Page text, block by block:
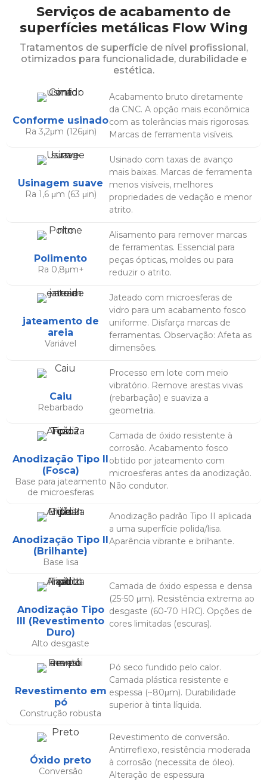
Serviços de acabamento de
superfícies metálicas Flow Wing
Tratamentos de superfície de nível profissional,
otimizados para funcionalidade, durabilidade e
estética.
Conforme usinado
Ra 3,2μm (126μin)
Acabamento bruto diretamente
da CNC. A opção mais econômica
com as tolerâncias mais rigorosas.
Marcas de ferramenta visíveis.
Usinagem suave
Ra 1,6 μm (63 μin)
Usinado com taxas de avanço
mais baixas. Marcas de ferramenta
menos visíveis, melhores
propriedades de vedação e menor
atrito.
Polimento
Ra 0,8μm+
Alisamento para remover marcas
de ferramentas. Essencial para
peças ópticas, moldes ou para
reduzir o atrito.
jateamento de
areia
Variável
Jateado com microesferas de
vidro para um acabamento fosco
uniforme. Disfarça marcas de
ferramentas. Observação: Afeta as
dimensões.
Caiu
Rebarbado
Processo em lote com meio
vibratório. Remove arestas vivas
(rebarbação) e suaviza a
geometria.
Anodização Tipo II
(Fosca)
Base para jateamento
de microesferas
Camada de óxido resistente à
corrosão. Acabamento fosco
obtido por jateamento com
microesferas antes da anodização.
Não condutor.
Anodização Tipo II
(Brilhante)
Base lisa
Anodização padrão Tipo II aplicada
a uma superfície polida/lisa.
Aparência vibrante e brilhante.
Anodização Tipo
III (Revestimento
Duro)
Alto desgaste
Camada de óxido espessa e densa
(25-50 μm). Resistência extrema ao
desgaste (60-70 HRC). Opções de
cores limitadas (escuras).
Revestimento em
pó
Construção robusta
Pó seco fundido pelo calor.
Camada plástica resistente e
espessa (~80μm). Durabilidade
superior à tinta líquida.
Óxido preto
Conversão
Revestimento de conversão.
Antirreflexo, resistência moderada
à corrosão (necessita de óleo).
Alteração de espessura